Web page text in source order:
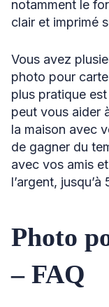
notamment le
clair et imprimé
Vous avez
photo pour
plus pratique
peut vous aider
la maison avec
de gagner du
avec vos amis
l’argent,
Photo
– FAQ